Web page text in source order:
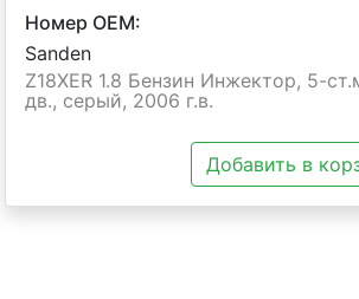
Номер OEM:
Sanden
Z18XER 1.8 Бензин Инжектор, 5-
дв., серый, 2006 г.в.
Добавить в